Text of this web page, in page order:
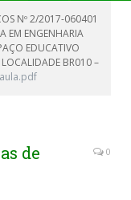
Nº 2/2017-060401
EM ENGENHARIA
EDUCATIVO
BR010 –
de
0